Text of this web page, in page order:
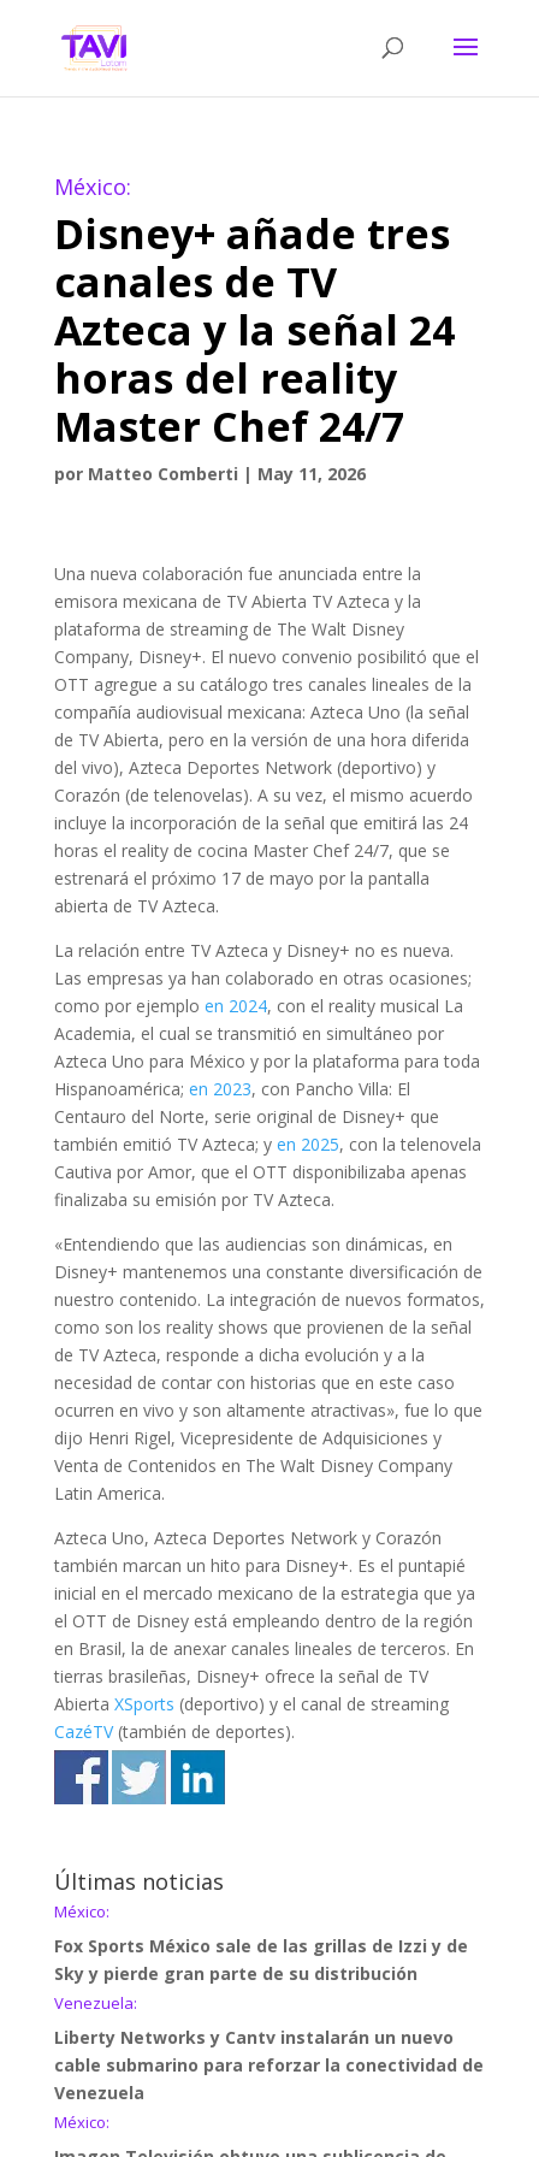
México:
Disney+ añade tres
canales de TV
Azteca y la señal 24
horas del reality
Master Chef 24/7
por Matteo Comberti | May 11, 2026
Una nueva colaboración fue anunciada entre la
emisora mexicana de TV Abierta TV Azteca y la
plataforma de streaming de The Walt Disney
Company, Disney+. El nuevo convenio posibilitó que el
OTT agregue a su catálogo tres canales lineales de la
compañía audiovisual mexicana: Azteca Uno (la señal
de TV Abierta, pero en la versión de una hora diferida
del vivo), Azteca Deportes Network (deportivo) y
Corazón (de telenovelas). A su vez, el mismo acuerdo
incluye la incorporación de la señal que emitirá las 24
horas el reality de cocina Master Chef 24/7, que se
estrenará el próximo 17 de mayo por la pantalla
abierta de TV Azteca.
La relación entre TV Azteca y Disney+ no es nueva.
Las empresas ya han colaborado en otras ocasiones;
como por ejemplo en 2024, con el reality musical La
Academia, el cual se transmitió en simultáneo por
Azteca Uno para México y por la plataforma para toda
Hispanoamérica; en 2023, con Pancho Villa: El
Centauro del Norte, serie original de Disney+ que
también emitió TV Azteca; y en 2025, con la telenovela
Cautiva por Amor, que el OTT disponibilizaba apenas
finalizaba su emisión por TV Azteca.
«Entendiendo que las audiencias son dinámicas, en
Disney+ mantenemos una constante diversificación de
nuestro contenido. La integración de nuevos formatos,
como son los reality shows que provienen de la señal
de TV Azteca, responde a dicha evolución y a la
necesidad de contar con historias que en este caso
ocurren en vivo y son altamente atractivas», fue lo que
dijo Henri Rigel, Vicepresidente de Adquisiciones y
Venta de Contenidos en The Walt Disney Company
Latin America.
Azteca Uno, Azteca Deportes Network y Corazón
también marcan un hito para Disney+. Es el puntapié
inicial en el mercado mexicano de la estrategia que ya
el OTT de Disney está empleando dentro de la región
en Brasil, la de anexar canales lineales de terceros. En
tierras brasileñas, Disney+ ofrece la señal de TV
Abierta XSports (deportivo) y el canal de streaming
CazéTV(también de deportes).
Últimas noticias
México:
Fox Sports México sale de las grillas de Izzi y de
Sky y pierde gran parte de su distribución
Venezuela:
Liberty Networks y Cantv instalarán un nuevo
cable submarino para reforzar la conectividad de
Venezuela
México: